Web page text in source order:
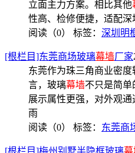
立面主力方案。相比其他
性高、检修便捷，适配
阅读（0） 标签： 深圳明
[根栏目]东莞商场玻璃幕墙厂家
东莞作为珠三角商业密
言，玻璃幕墙不只是简
展示属性更强，对外观
雨
阅读（0） 标签： 东莞商
[根栏目]梅州别墅半隐框玻璃幕